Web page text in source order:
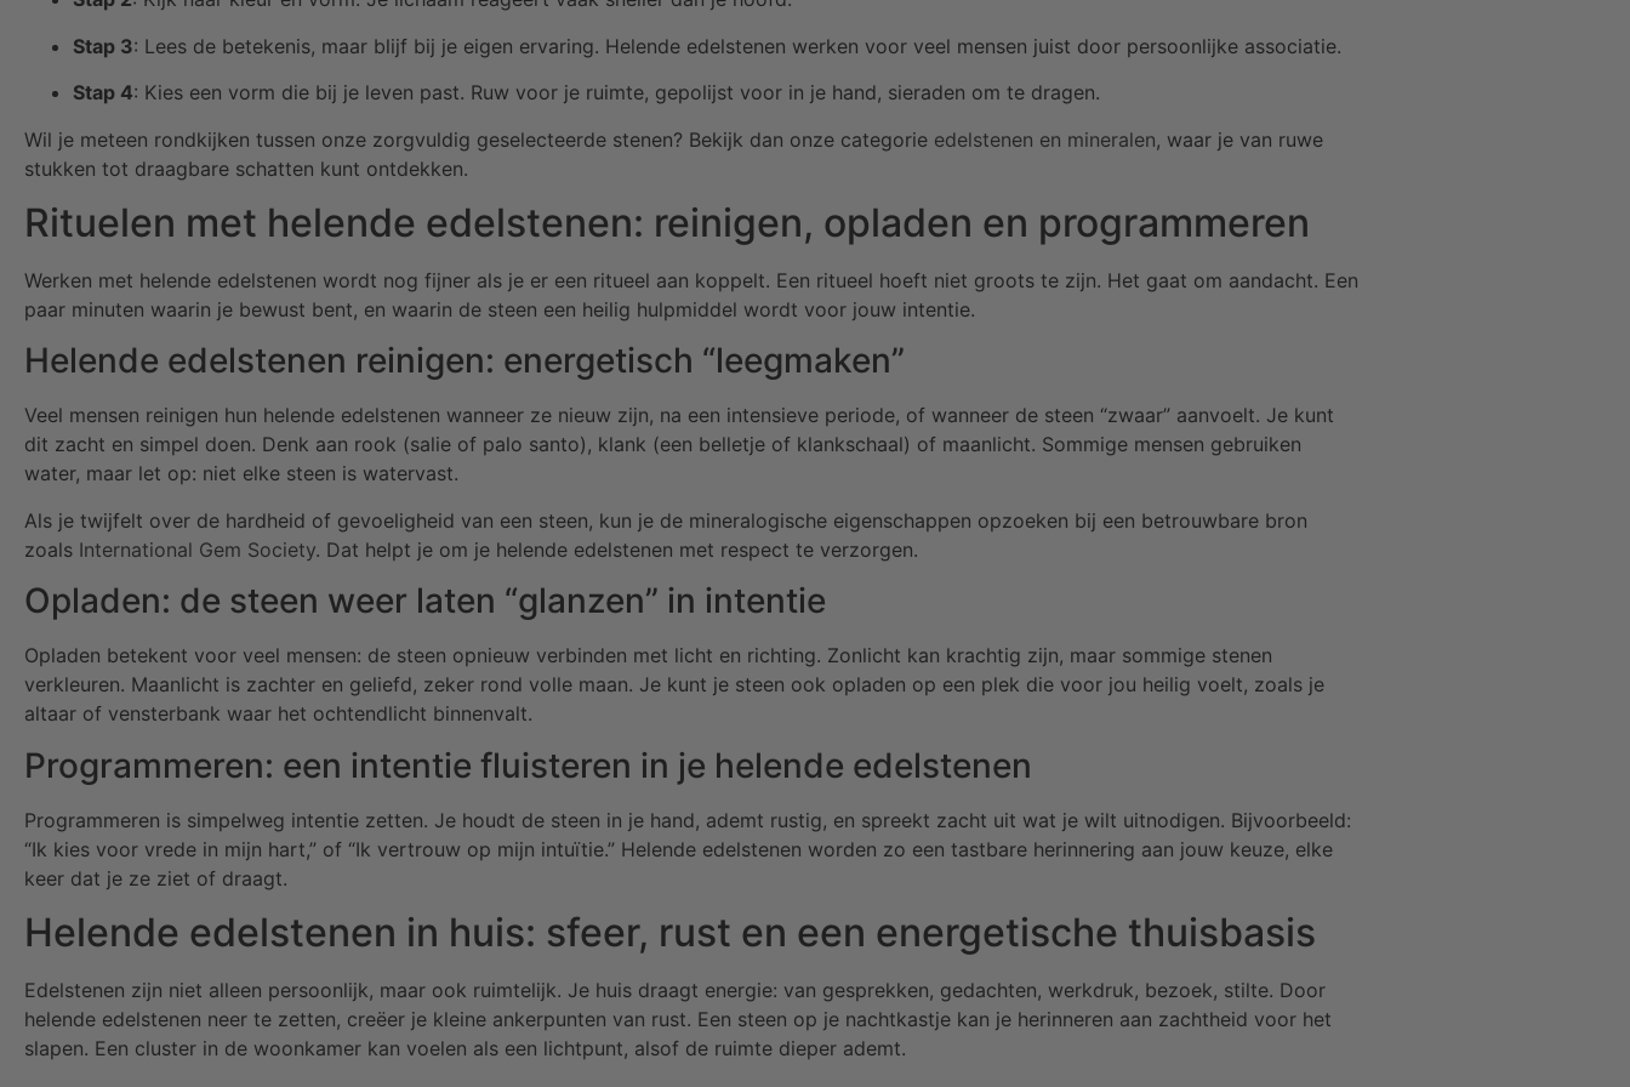
Stap 3: Lees de betekenis, maar blijf bij je eigen ervaring. Helende edelstenen werken voor veel mensen juist door persoonlijke associatie.
Stap 4: Kies een vorm die bij je leven past. Ruw voor je ruimte, gepolijst voor in je hand, sieraden om te dragen.
Wil je meteen rondkijken tussen onze zorgvuldig geselecteerde stenen? Bekijk dan onze categorie edelstenen en mineralen, waar je van ruwe
stukken tot draagbare schatten kunt ontdekken.
Rituelen met helende edelstenen: reinigen, opladen en programmeren
Werken met helende edelstenen wordt nog fijner als je er een ritueel aan koppelt. Een ritueel hoeft niet groots te zijn. Het gaat om aandacht. Een
paar minuten waarin je bewust bent, en waarin de steen een heilig hulpmiddel wordt voor jouw intentie.
Helende edelstenen reinigen: energetisch “leegmaken”
Veel mensen reinigen hun helende edelstenen wanneer ze nieuw zijn, na een intensieve periode, of wanneer de steen “zwaar” aanvoelt. Je kunt
dit zacht en simpel doen. Denk aan rook (salie of palo santo), klank (een belletje of klankschaal) of maanlicht. Sommige mensen gebruiken
water, maar let op: niet elke steen is watervast.
Als je twijfelt over de hardheid of gevoeligheid van een steen, kun je de mineralogische eigenschappen opzoeken bij een betrouwbare bron
zoals International Gem Society. Dat helpt je om je helende edelstenen met respect te verzorgen.
Opladen: de steen weer laten “glanzen” in intentie
Opladen betekent voor veel mensen: de steen opnieuw verbinden met licht en richting. Zonlicht kan krachtig zijn, maar sommige stenen
verkleuren. Maanlicht is zachter en geliefd, zeker rond volle maan. Je kunt je steen ook opladen op een plek die voor jou heilig voelt, zoals je
altaar of vensterbank waar het ochtendlicht binnenvalt.
Programmeren: een intentie fluisteren in je helende edelstenen
Programmeren is simpelweg intentie zetten. Je houdt de steen in je hand, ademt rustig, en spreekt zacht uit wat je wilt uitnodigen. Bijvoorbeeld:
“Ik kies voor vrede in mijn hart,” of “Ik vertrouw op mijn intuïtie.” Helende edelstenen worden zo een tastbare herinnering aan jouw keuze, elke
keer dat je ze ziet of draagt.
Helende edelstenen in huis: sfeer, rust en een energetische thuisbasis
Edelstenen zijn niet alleen persoonlijk, maar ook ruimtelijk. Je huis draagt energie: van gesprekken, gedachten, werkdruk, bezoek, stilte. Door
helende edelstenen neer te zetten, creëer je kleine ankerpunten van rust. Een steen op je nachtkastje kan je herinneren aan zachtheid voor het
slapen. Een cluster in de woonkamer kan voelen als een lichtpunt, alsof de ruimte dieper ademt.